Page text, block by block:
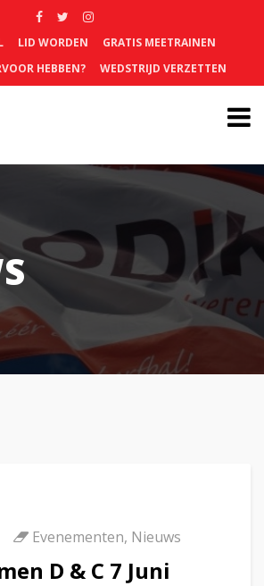
LID WORDEN
GRATIS MEETRAINEN
HEBBEN?
WEDSTRIJD VERZETTEN
Evenementen, Nieuws
D & C 7 Juni